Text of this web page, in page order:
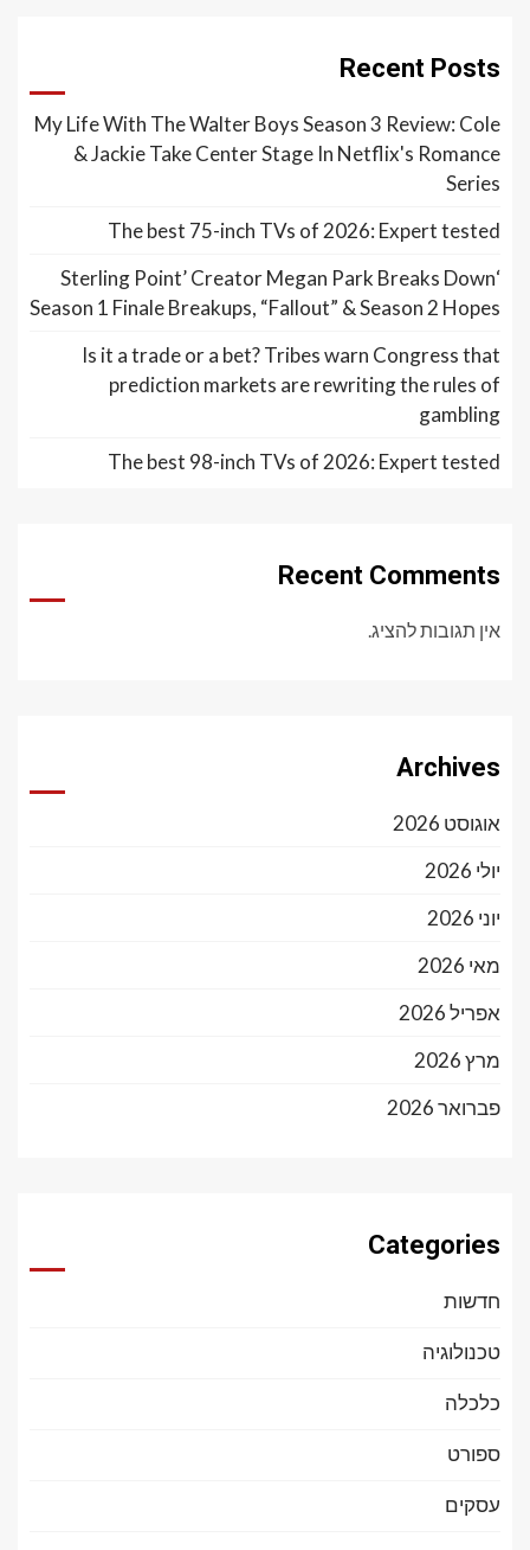
Recent Posts
My Life With The Walter Boys Season 3 Review: Cole
& Jackie Take Center Stage In Netflix's Romance
Series
The best 75-inch TVs of 2026: Expert tested
‘Sterling Point’ Creator Megan Park Breaks Down
Season 1 Finale Breakups, “Fallout” & Season 2 Hopes
Is it a trade or a bet? Tribes warn Congress that
prediction markets are rewriting the rules of
gambling
The best 98-inch TVs of 2026: Expert tested
Recent Comments
אין תגובות להציג.
Archives
אוגוסט 2026
יולי 2026
יוני 2026
מאי 2026
אפריל 2026
מרץ 2026
פברואר 2026
Categories
חדשות
טכנולוגיה
כלכלה
ספורט
עסקים